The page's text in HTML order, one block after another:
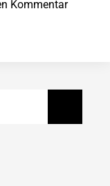
Kommentar